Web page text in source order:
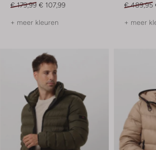
€ 179,99 € 107,99
+ meer kleuren
€ 489,95
+ meer